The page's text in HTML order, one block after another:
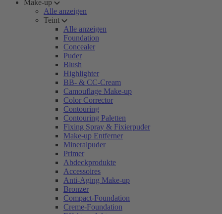
Make-up
Alle anzeigen
Teint
Alle anzeigen
Foundation
Concealer
Puder
Blush
Highlighter
BB- & CC-Cream
Camouflage Make-up
Color Corrector
Contouring
Contouring Paletten
Fixing Spray & Fixierpuder
Make-up Entferner
Mineralpuder
Primer
Abdeckprodukte
Accessoires
Anti-Aging Make-up
Bronzer
Compact-Foundation
Creme-Foundation